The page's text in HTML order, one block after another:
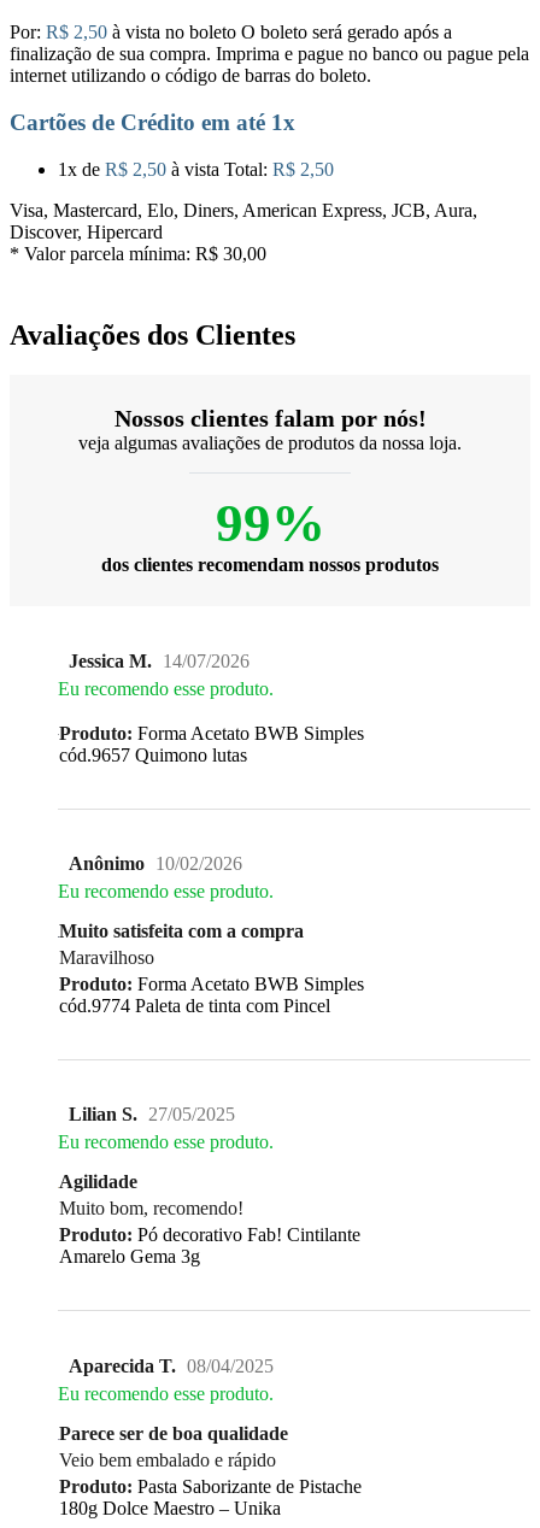
Por: R$ 2,50 à vista no boleto O boleto será gerado após a
finalização de sua compra. Imprima e pague no banco ou pague pela
internet utilizando o código de barras do boleto.
Cartões de Crédito em até 1x
1x de R$ 2,50 à vista Total: R$ 2,50
Visa, Mastercard, Elo, Diners, American Express, JCB, Aura,
Discover, Hipercard
* Valor parcela mínima: R$ 30,00
Avaliações dos Clientes
Nossos clientes falam por nós!
veja algumas avaliações de produtos da nossa loja.
99%
dos clientes recomendam nossos produtos
Jessica M. 14/07/2026
Eu recomendo esse produto.
Produto: Forma Acetato BWB Simples
cód.9657 Quimono lutas
Anônimo 10/02/2026
Eu recomendo esse produto.
Muito satisfeita com a compra
Maravilhoso
Produto: Forma Acetato BWB Simples
cód.9774 Paleta de tinta com Pincel
Lilian S. 27/05/2025
Eu recomendo esse produto.
Agilidade
Muito bom, recomendo!
Produto: Pó decorativo Fab! Cintilante
Amarelo Gema 3g
Aparecida T. 08/04/2025
Eu recomendo esse produto.
Parece ser de boa qualidade
Veio bem embalado e rápido
Produto: Pasta Saborizante de Pistache
180g Dolce Maestro – Unika